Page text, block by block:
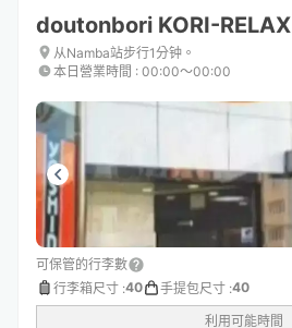
doutonbori KORI-RELAX
从Namba站步行1分钟。
本日營業時間 : 00:00〜00:00
可保管的行李數
行李箱尺寸 :40 手提包尺寸 :40
利用可能時間